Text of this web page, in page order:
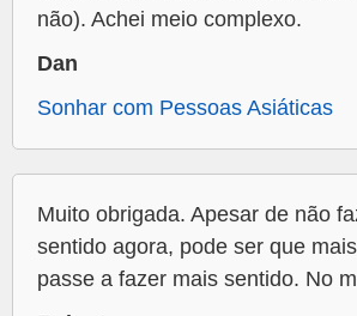
não). Achei meio complexo.
Dan
Sonhar com Pessoas Asiáticas
Muito obrigada. Apesar de não
sentido agora, pode ser que
passe a fazer mais sentido. No